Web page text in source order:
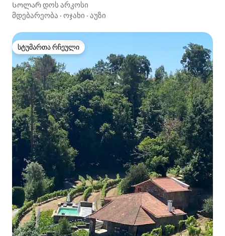
Სოლარ დოს არკოსი
მდებარეობა · ოჯახი · აუზი
სტუმართა რჩეული
სტუმართა რჩეული